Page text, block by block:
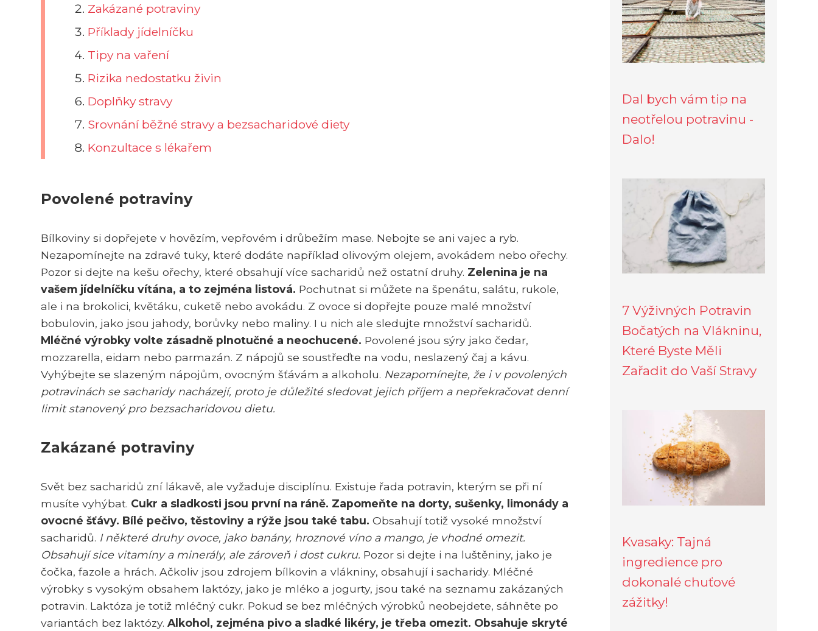
Zakázané potraviny
Příklady jídelníčku
Tipy na vaření
Rizika nedostatku živin
Doplňky stravy
Srovnání běžné stravy a bezsacharidové diety
Konzultace s lékařem
Povolené potraviny
Bílkoviny si dopřejete v hovězím, vepřovém i drůbežím mase. Nebojte se ani vajec a ryb.
Nezapomínejte na zdravé tuky, které dodáte například olivovým olejem, avokádem nebo ořechy.
Pozor si dejte na kešu ořechy, které obsahují více sacharidů než ostatní druhy. Zelenina je na
vašem jídelníčku vítána, a to zejména listová. Pochutnat si můžete na špenátu, salátu, rukole,
ale i na brokolici, květáku, cuketě nebo avokádu. Z ovoce si dopřejte pouze malé množství
bobulovin, jako jsou jahody, borůvky nebo maliny. I u nich ale sledujte množství sacharidů.
Mléčné výrobky volte zásadně plnotučné a neochucené. Povolené jsou sýry jako čedar,
mozzarella, eidam nebo parmazán. Z nápojů se soustřeďte na vodu, neslazený čaj a kávu.
Vyhýbejte se slazeným nápojům, ovocným šťávám a alkoholu. Nezapomínejte, že i v povolených
potravinách se sacharidy nacházejí, proto je důležité sledovat jejich příjem a nepřekračovat denní
limit stanovený pro bezsacharidovou dietu.
Zakázané potraviny
Svět bez sacharidů zní lákavě, ale vyžaduje disciplínu. Existuje řada potravin, kterým se při ní
musíte vyhýbat. Cukr a sladkosti jsou první na ráně. Zapomeňte na dorty, sušenky, limonády a
ovocné šťávy. Bílé pečivo, těstoviny a rýže jsou také tabu. Obsahují totiž vysoké množství
sacharidů. I některé druhy ovoce, jako banány, hroznové víno a mango, je vhodné omezit.
Obsahují sice vitamíny a minerály, ale zároveň i dost cukru. Pozor si dejte i na luštěniny, jako je
čočka, fazole a hrách. Ačkoliv jsou zdrojem bílkovin a vlákniny, obsahují i sacharidy. Mléčné
výrobky s vysokým obsahem laktózy, jako je mléko a jogurty, jsou také na seznamu zakázaných
potravin. Laktóza je totiž mléčný cukr. Pokud se bez mléčných výrobků neobejdete, sáhněte po
variantách bez laktózy. Alkohol, zejména pivo a sladké likéry, je třeba omezit. Obsahuje skryté
Dal bych vám tip na
neotřelou potravinu -
Dalo!
7 Výživných Potravin
Bočatých na Vlákninu,
Které Byste Měli
Zařadit do Vaší Stravy
Kvasaky: Tajná
ingredience pro
dokonalé chuťové
zážitky!